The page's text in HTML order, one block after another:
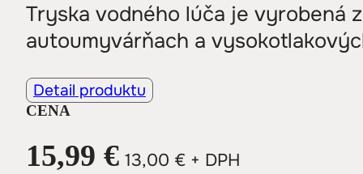
Tryska vodného lúča je vyrobená
autoumyvárňach a
Detail produktu
CENA
15,99 € 13,00 € + DPH